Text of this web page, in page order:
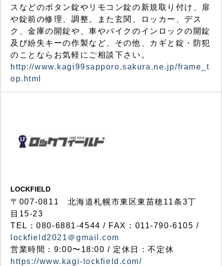
スなどのボタン錠やリモコン錠の新規取り付け、扉
や錠前の修理、調整。また玄関、ロッカー、デス
ク、金庫の開錠や、車やバイクのインロックの開錠
及び紛失キーの作製など、その他、カギと錠・防犯
のことならお気軽にご相談下さい。
http://www.kagi99sapporo.sakura.ne.jp/frame_t
op.html
LOCKFIELD
〒007-0811 北海道札幌市東区東苗穂11条3丁
目15-23
TEL：080-6881-4544 / FAX：011-790-6105 /
lockfield2021＠gmail.com
営業時間：9:00〜18:00 / 定休日：不定休
https://www.kagi-lockfield.com/